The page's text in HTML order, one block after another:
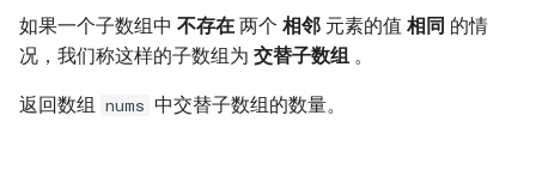
擎
7. 重建二叉树
9. 用两个栈实现队列
5. 单词长度的最大乘积
6. 排序数组中两个数字之和
1.5. 一次编辑
1.6. 字符串压缩
如果一个子数组中 不存在 两个 相邻 元素的值 相同 的情
况，我们称这样的子数组为 交替子数组 。
返回数组 nums 中交替子数组的数量。